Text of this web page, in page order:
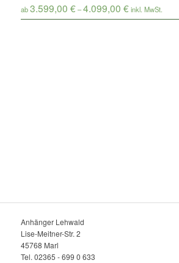
ab3.599,00€–4.099,00€
Anhänger Lehwald
Lise-Meitner-Str. 2
45768 Marl
Tel. 02365 - 699 0 633